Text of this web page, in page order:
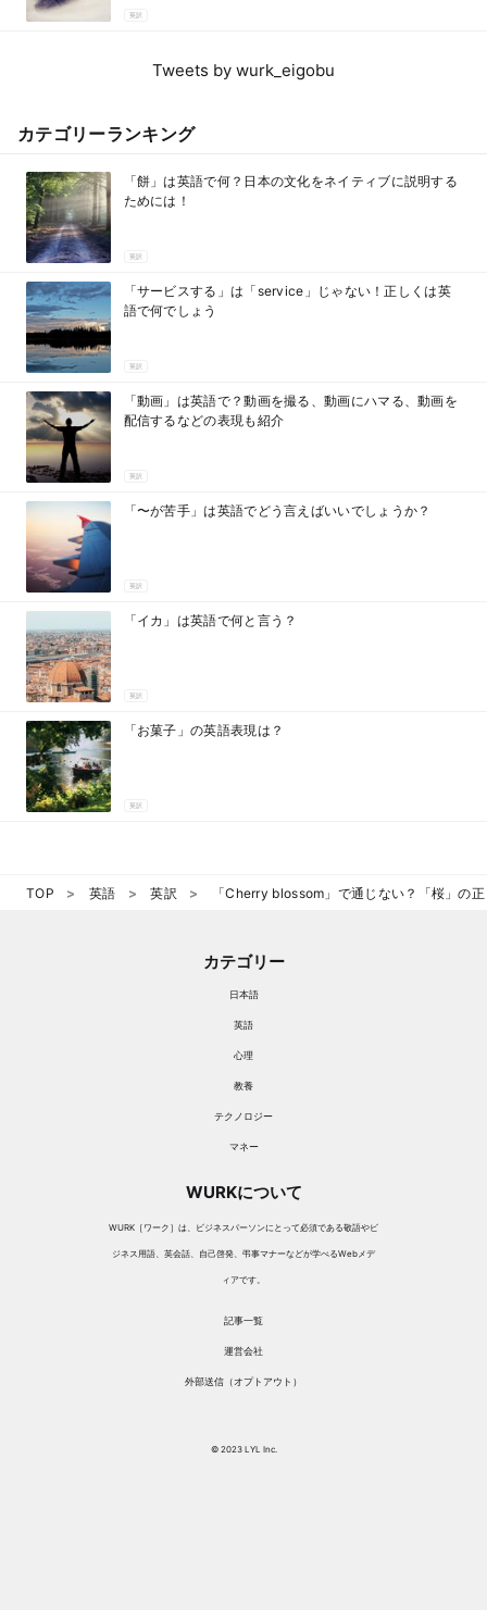
英訳
Tweets by wurk_eigobu
カテゴリーランキング
「餅」は英語で何？日本の文化をネイティブに説明する
ためには！
英訳
「サービスする」は「service」じゃない！正しくは英
語で何でしょう
英訳
「動画」は英語で？動画を撮る、動画にハマる、動画を
配信するなどの表現も紹介
英訳
「〜が苦手」は英語でどう言えばいいでしょうか？
英訳
「イカ」は英語で何と言う？
英訳
「お菓子」の英語表現は？
英訳
TOP 英語 英訳 「Cherry blossom」で通じない？「桜」の
カテゴリー
日本語
英語
心理
教養
テクノロジー
マネー
WURKについて
WURK［ワーク］は、ビジネスパーソンにとって必須である敬語やビ
ジネス用語、英会話、自己啓発、弔事マナーなどが学べるWebメデ
ィアです。
記事一覧
運営会社
外部送信（オプトアウト）
© 2023 LYL Inc.